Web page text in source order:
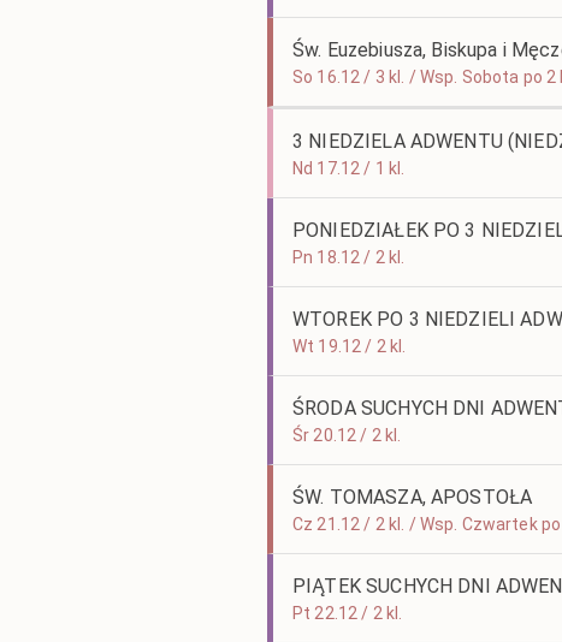
Św. Euzebiusza, Biskupa i
So 16.12 / 3 kl. / Wsp. Sobota po
3 NIEDZIELA ADWENTU
Nd 17.12 / 1 kl.
PONIEDZIAŁEK PO 3
Pn 18.12 / 2 kl.
WTOREK PO 3 NIEDZIELI
Wt 19.12 / 2 kl.
ŚRODA SUCHYCH DNI
Śr 20.12 / 2 kl.
ŚW. TOMASZA, APOSTOŁA
Cz 21.12 / 2 kl. / Wsp. Czwartek
PIĄTEK SUCHYCH DNI
Pt 22.12 / 2 kl.